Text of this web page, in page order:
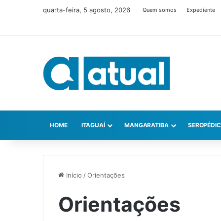
quarta-feira, 5 agosto, 2026 Quem somos Expediente
HOME ITAGUAÍ MANGARATIBA
Início /Orientações
Orientações